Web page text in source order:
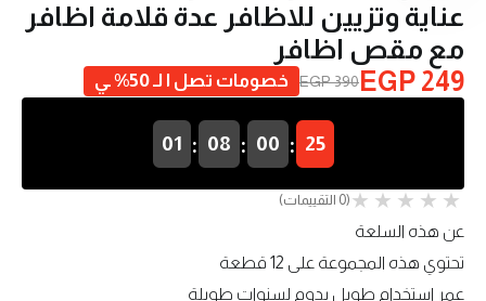
عناية وتزيين للاظافر عدة قلامة اظافر
مع مقص اظافر
EGP 249
EGP 390 خصومات تصل ا لـ 50% ـي
01 : 08 : 00 : 25
(0 التقييمات)
عن هذه السلعة
تحتوي هذه المجموعة على 12 قطعة
عمر استخدام طويل يدوم لسنوات طويلة